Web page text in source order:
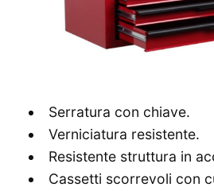
Serratura con chiave.
Verniciatura resistente.
Resistente struttura in
Cassetti scorrevoli con